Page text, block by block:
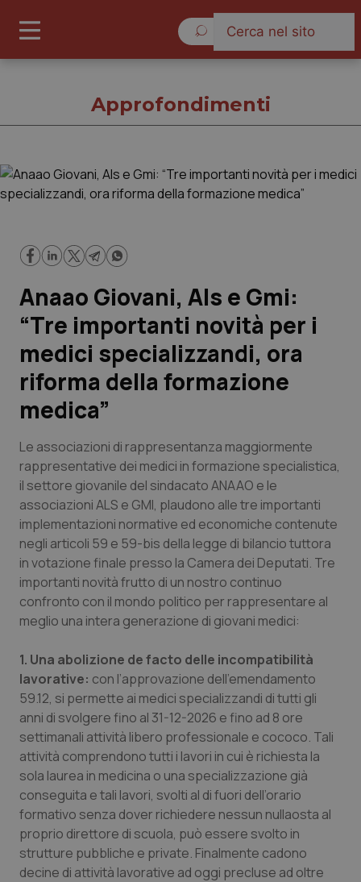
Governo e Parlamento
Regioni e Asl
Lavoro e Professioni
Scienza e Farmaci
Studi e Analisi
Lettere al direttore
Edizioni Regionali
QS Pro
Professionisti Sanitari.AI
Abruzzo
Basilicata
Calabria
Campania
Emilia-Romagna
Friuli Venezia Giulia
QS Pro Gold
Artrite & artrosi
Asma & BPCO
Car-T
Colesterolo & coronaropatie
Dermatite Atopica
QS Club Newsletter
Approfondimenti
Anaao Giovani, Als e Gmi:
“Tre importanti novità per i
medici specializzandi, ora
riforma della formazione
medica”
Le associazioni di rappresentanza maggiormente
rappresentative dei medici in formazione specialistica,
il settore giovanile del sindacato ANAAO e le
associazioni ALS e GMI, plaudono alle tre importanti
implementazioni normative ed economiche contenute
negli articoli 59 e 59-bis della legge di bilancio tuttora
in votazione finale presso la Camera dei Deputati. Tre
importanti novità frutto di un nostro continuo
confronto con il mondo politico per rappresentare al
meglio una intera generazione di giovani medici:
1. Una abolizione de facto delle incompatibilità
lavorative: con l’approvazione dell’emendamento
59.12, si permette ai medici specializzandi di tutti gli
anni di svolgere fino al 31-12-2026 e fino ad 8 ore
settimanali attività libero professionale e cococo. Tali
attività comprendono tutti i lavori in cui è richiesta la
sola laurea in medicina o una specializzazione già
conseguita e tali lavori, svolti al di fuori dell’orario
formativo senza dover richiedere nessun nullaosta al
proprio direttore di scuola, può essere svolto in
strutture pubbliche e private. Finalmente cadono
decine di attività lavorative ad oggi precluse ad oltre